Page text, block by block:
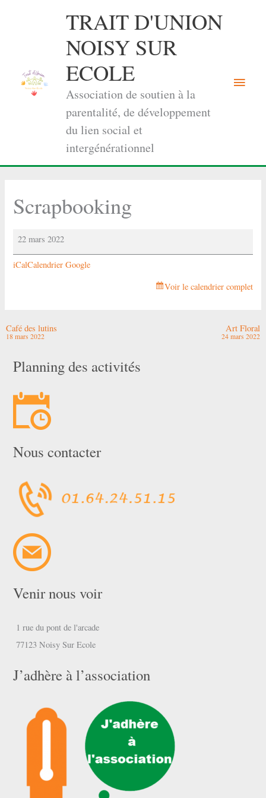
TRAIT D'UNION
NOISY SUR
ECOLE
Association de soutien à la
parentalité, de développement
du lien social et
intergénérationnel
Menu
Scrapbooking
Scrapbooking
22 mars 2022
iCalCalendrier Google
Voir le calendrier complet
Café des lutins
18 mars 2022
Art Floral
24 mars 2022
Planning des activités
Nous contacter
Venir nous voir
1 rue du pont de l'arcade
77123 Noisy Sur Ecole
J’adhère à l’association